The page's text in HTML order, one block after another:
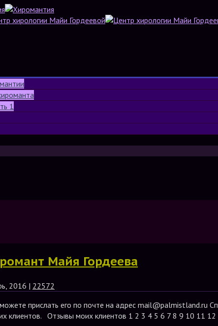
1
Майя Гордеева
2016 | 22572
прислать его по почте на адрес mail@palmistland.ru
клиентов. Отзывы моих клиентов 1 2 3 4 5 6 7 8 9 10 11